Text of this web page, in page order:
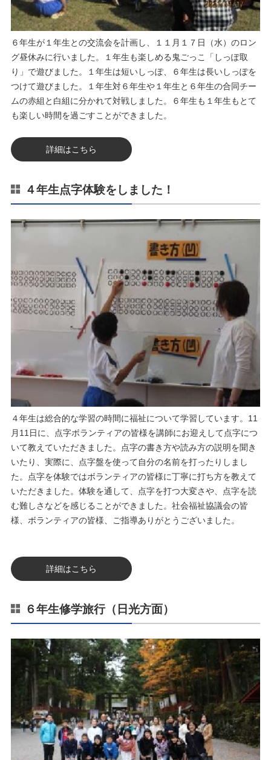
６年生が１年生との交流会を計画し、１１月１７日（水）のロン
グ昼休みに行いました。１年生も楽しめる鬼ごっこ「しっぽ取
り」で遊びました。１年生は短いしっぽ、６年生は長いしっぽを
つけて遊びました。１年生対６年生や１年生と６年生の合同チー
ムの赤組と白組に分かれて対戦しました。６年生も１年生もとて
も楽しい時間を過ごすことができました。
詳細はこちら
４年生点字体験をしました！
４年生は総合的な学習の時間に福祉について学習しています。11
月11日に、点字ボランティアの皆様を講師にお迎えして点字につ
いて教えていただきました。点字の書き方や読み方の説明を聞き
いたり、実際に、点字盤を使って自分の名前を打ったりしまし
た。点字を体験ではボランティアの皆様に丁寧に打ち方を教えて
いただきました。体験を通して、点字を打つ大変さや、点字を読
む難しさなどを感じることができました。社会福祉協議会の皆
様、ボランティアの皆様、ご指導ありがとうございました。
詳細はこちら
６年生修学旅行（日光方面）